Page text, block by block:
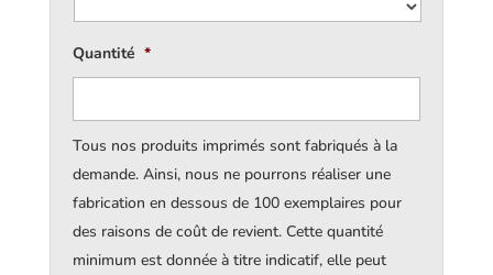
Quantité *
Tous nos produits imprimés sont fabriqués à la
demande. Ainsi, nous ne pourrons réaliser une
fabrication en dessous de 100 exemplaires pour
des raisons de coût de revient. Cette quantité
minimum est donnée à titre indicatif, elle peut